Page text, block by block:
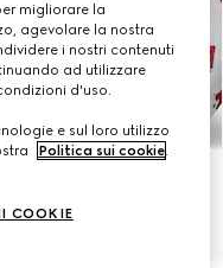
migliorare la
agevolare la nostra
i nostri contenuti
ad utilizzare
d'uso.
e sul loro utilizzo
Politica sui cookie.
COOKIE